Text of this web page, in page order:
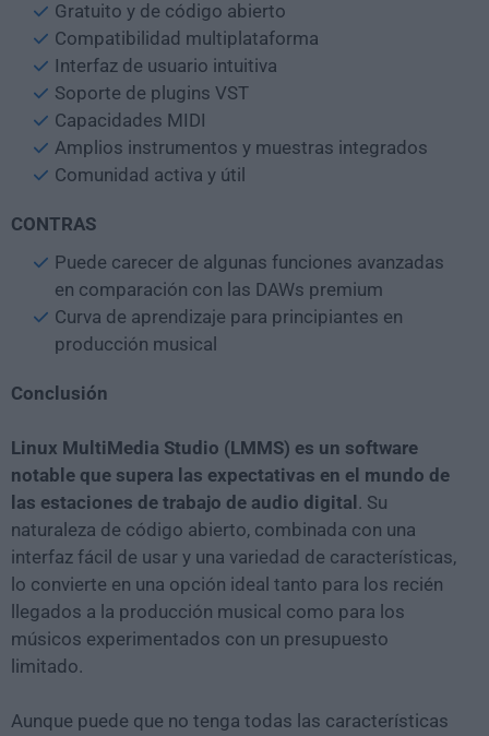
Gratuito y de código abierto
Compatibilidad multiplataforma
Interfaz de usuario intuitiva
Soporte de plugins VST
Capacidades MIDI
Amplios instrumentos y muestras integrados
Comunidad activa y útil
CONTRAS
Puede carecer de algunas funciones avanzadas
en comparación con las DAWs premium
Curva de aprendizaje para principiantes en
producción musical
Conclusión
Linux MultiMedia Studio (LMMS) es un software
notable que supera las expectativas en el mundo de
las estaciones de trabajo de audio digital . Su
naturaleza de código abierto, combinada con una
interfaz fácil de usar y una variedad de características,
lo convierte en una opción ideal tanto para los recién
llegados a la producción musical como para los
músicos experimentados con un presupuesto
limitado.
Aunque puede que no tenga todas las características